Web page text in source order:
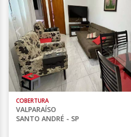
COBERTURA
VALPARAÍSO
SANTO ANDRÉ - SP